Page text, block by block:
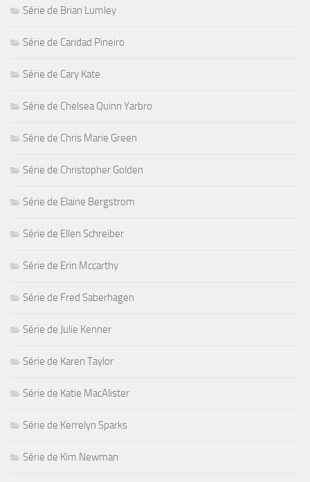
Série de Brian Lumley
Série de Caridad Pineiro
Série de Cary Kate
Série de Chelsea Quinn Yarbro
Série de Chris Marie Green
Série de Christopher Golden
Série de Elaine Bergstrom
Série de Ellen Schreiber
Série de Erin Mccarthy
Série de Fred Saberhagen
Série de Julie Kenner
Série de Karen Taylor
Série de Katie MacAlister
Série de Kerrelyn Sparks
Série de Kim Newman